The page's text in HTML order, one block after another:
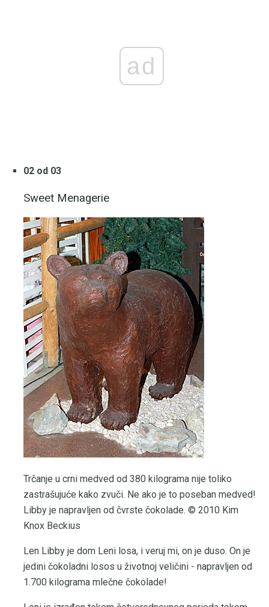
ad
02 od 03
Sweet Menagerie
Trčanje u crni medved od 380 kilograma nije toliko
zastrašujuće kako zvuči. Ne ako je to poseban medved!
Libby je napravljen od čvrste čokolade. © 2010 Kim
Knox Beckius
Len Libby je dom Leni losa, i veruj mi, on je duso. On je
jedini čokoladni losos u životnoj veličini - napravljen od
1.700 kilograma mlečne čokolade!